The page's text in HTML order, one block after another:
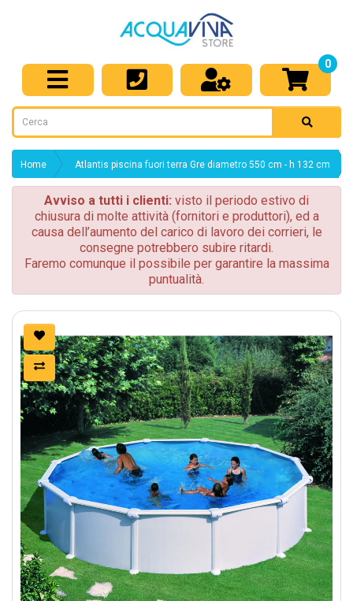
0
Home Atlantis piscina fuori terra Gre diametro 550 cm - h 132 cm
Avviso a tutti i clienti: visto il periodo estivo di
chiusura di molte attività (fornitori e produttori), ed a
causa dell’aumento del carico di lavoro dei corrieri, le
consegne potrebbero subire ritardi.
Faremo comunque il possibile per garantire la massima
puntualità.